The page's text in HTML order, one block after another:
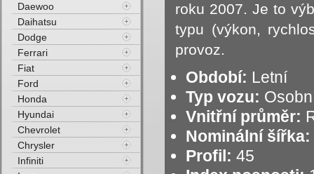
roku 2007. Je to
typu (výkon,
provoz.
Období: Letní
Typ vozu:
Vnitřní průměr:
Nominální šířka:
Profil: 45
Daewoo
Daihatsu
Dodge
Ferrari
Fiat
Ford
Honda
Hyundai
Chevrolet
Chrysler
Infiniti